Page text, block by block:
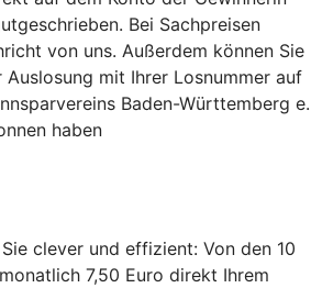
Bei Sachpreisen
von uns. Außerdem können Sie
mit Ihrer Losnummer auf
Baden-Württemberg e.
haben
clever und effizient: Von den 10
7,50 Euro direkt Ihrem